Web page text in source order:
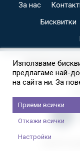
За нас
Бисквитки
Използваме
предлагаме най-
на сайта ни. За
Приеми всички
Откажи всички
Настройки